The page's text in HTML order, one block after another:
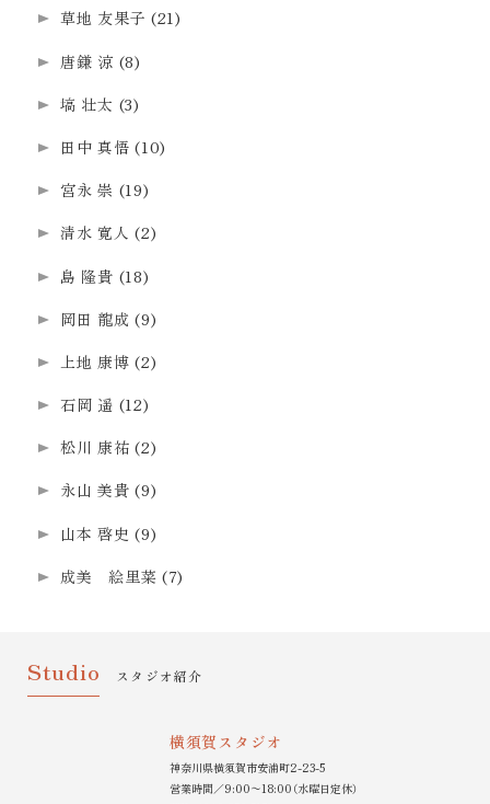
草地 友果子 (21)
唐鎌 涼 (8)
塙 壮太 (3)
田中 真悟 (10)
宮永 崇 (19)
清水 寛人 (2)
島 隆貴 (18)
岡田 龍成 (9)
上地 康博 (2)
石岡 遥 (12)
松川 康祐 (2)
永山 美貴 (9)
山本 啓史 (9)
成美 絵里菜 (7)
Studio スタジオ紹介
横須賀スタジオ
神奈川県横須賀市安浦町2-23-5
営業時間／9:00〜18:00（水曜日定休）